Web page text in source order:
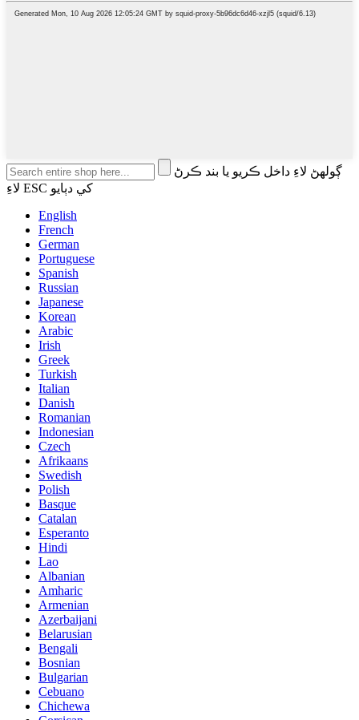
ڳولهڻ لاءِ داخل ڪريو يا بند ڪرڻ
لاءِ ESC کي دٻايو
English
French
German
Portuguese
Spanish
Russian
Japanese
Korean
Arabic
Irish
Greek
Turkish
Italian
Danish
Romanian
Indonesian
Czech
Afrikaans
Swedish
Polish
Basque
Catalan
Esperanto
Hindi
Lao
Albanian
Amharic
Armenian
Azerbaijani
Belarusian
Bengali
Bosnian
Bulgarian
Cebuano
Chichewa